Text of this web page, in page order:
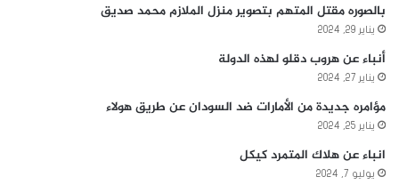
بالصوره مقتل المتهم بتصوير منزل الملازم محمد صديق
يناير 29, 2024
أنباء عن هروب دقلو لهذه الدولة
يناير 27, 2024
مؤامره جديدة من الأمارات ضد السودان عن طريق هولاء
يناير 25, 2024
انباء عن هلاك المتمرد كيكل
يوليو 7, 2024